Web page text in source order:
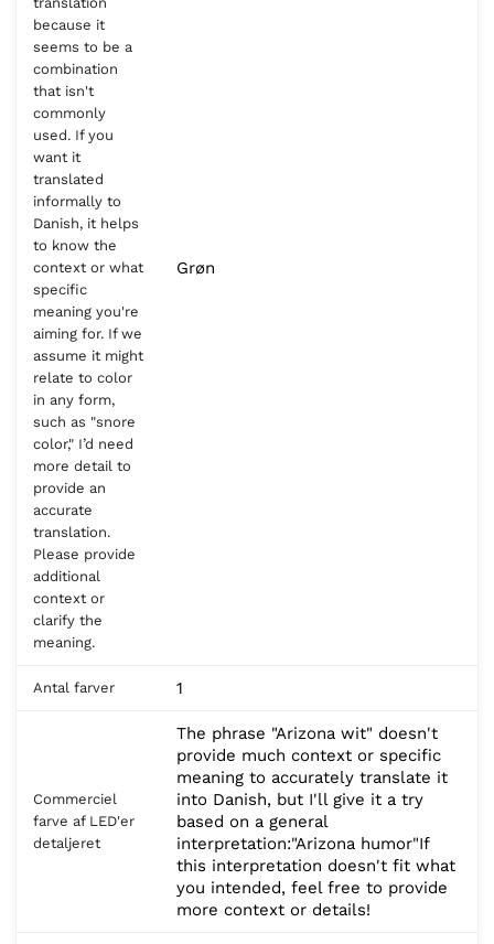
because it
seems to be a
combination
that isn't
commonly
used. If you
want it
translated
informally to
Danish, it helps
to know the
context or what
specific
meaning you're
aiming for. If we
assume it might
relate to color
in any form,
such as "snore
color," I’d need
more detail to
provide an
accurate
translation.
Please provide
additional
context or
clarify the
meaning.
Grøn
Antal farver 1
Commerciel
farve af LED'er
detaljeret
The phrase "Arizona wit" doesn't
provide much context or specific
meaning to accurately translate it
into Danish, but I'll give it a try
based on a general
interpretation:"Arizona humor"If
this interpretation doesn't fit what
you intended, feel free to provide
more context or details!